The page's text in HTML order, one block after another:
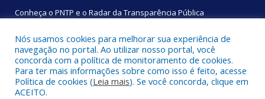
Conheça o PNTP e o Radar da Transparência Pública
Todos os direitos reservados a Câmara Municipal de São
Sebastião da Boa Vista.
Nós usamos cookies para melhorar sua experiência de
navegação no portal. Ao utilizar nosso portal, você
concorda com a política de monitoramento de cookies.
Para ter mais informações sobre como isso é feito, acesse
Política de cookies (Leia mais). Se você concorda, clique em
ACEITO.